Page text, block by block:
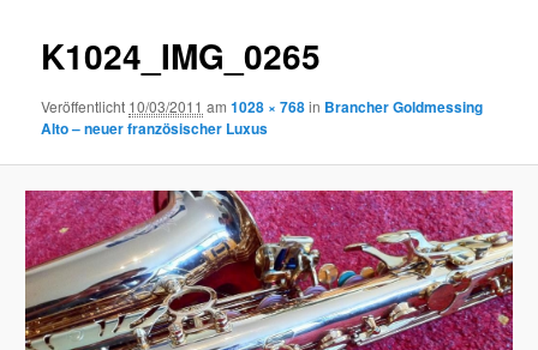
K1024_IMG_0265
Veröffentlicht 10/03/2011 am1028 × 768in Brancher Goldmessing
Alto – neuer französischer Luxus